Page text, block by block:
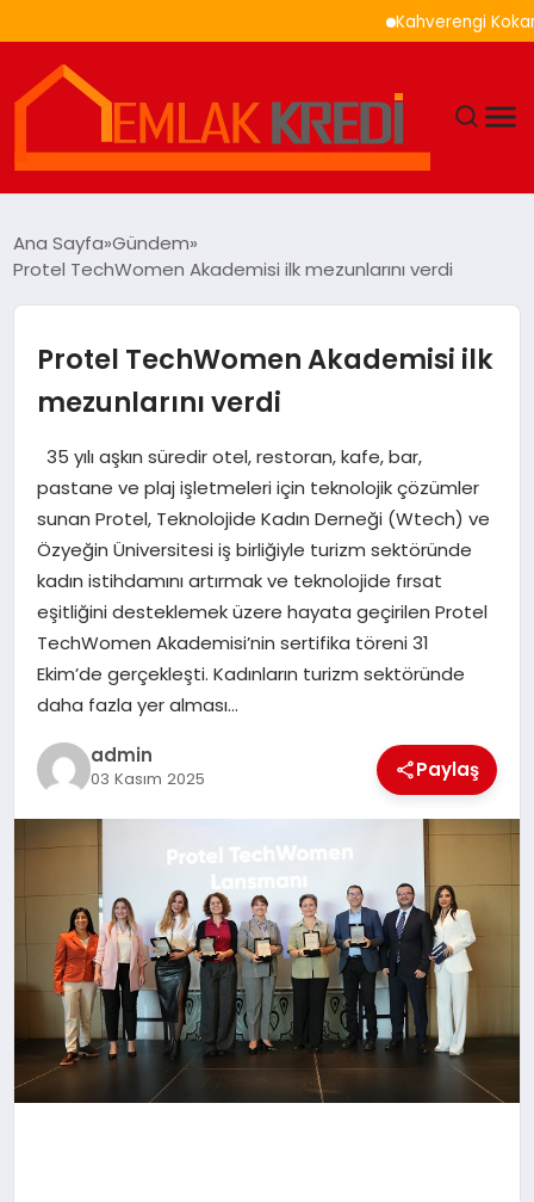
Kahverengi Kokarca
DÜNYA
EĞITIM
MAGAZIN
SAĞLIK
SIYASET
SPOR
TEKNOLOJI
YAŞAM
Ana Sayfa Gündem
Protel TechWomen Akademisi ilk mezunlarını verdi
Protel TechWomen Akademisi ilk
mezunlarını verdi
35 yılı aşkın süredir otel, restoran, kafe, bar,
pastane ve plaj işletmeleri için teknolojik çözümler
sunan Protel, Teknolojide Kadın Derneği (Wtech) ve
Özyeğin Üniversitesi iş birliğiyle turizm sektöründe
kadın istihdamını artırmak ve teknolojide fırsat
eşitliğini desteklemek üzere hayata geçirilen Protel
TechWomen Akademisi’nin sertifika töreni 31
Ekim’de gerçekleşti. Kadınların turizm sektöründe
daha fazla yer alması…
admin
03 Kasım 2025 Paylaş